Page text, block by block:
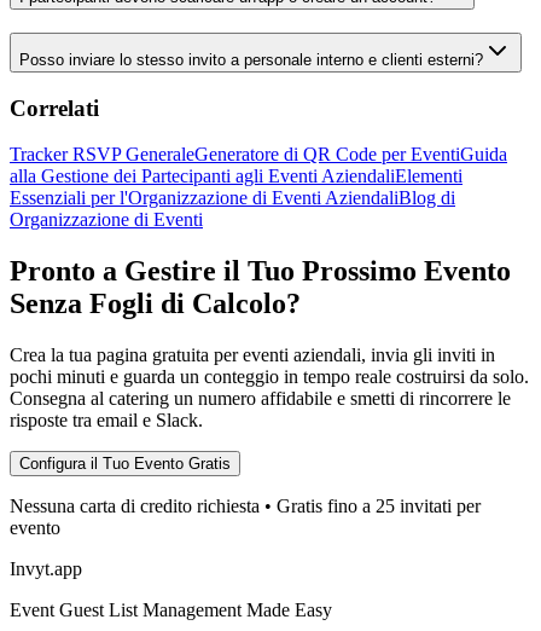
Posso inviare lo stesso invito a personale interno e clienti esterni?
Correlati
Tracker RSVP GeneraleGeneratore di QR Code per EventiGuida
alla Gestione dei Partecipanti agli Eventi AziendaliElementi
Essenziali per l'Organizzazione di Eventi AziendaliBlog di
Organizzazione di Eventi
Pronto a Gestire il Tuo Prossimo Evento
Senza Fogli di Calcolo?
Crea la tua pagina gratuita per eventi aziendali, invia gli inviti in
pochi minuti e guarda un conteggio in tempo reale costruirsi da solo.
Consegna al catering un numero affidabile e smetti di rincorrere le
risposte tra email e Slack.
Configura il Tuo Evento Gratis
Nessuna carta di credito richiesta • Gratis fino a 25 invitati per
evento
Invyt.app
Event Guest List Management Made Easy